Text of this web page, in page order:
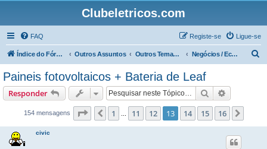
Clubeletricos.com
FAQ Ligue-se
Registe-se
Índice do Fórum Outros Assuntos Outros Temas não relacionados com o VeÍculos Elétricos Negócios / Economia e Política
Paineis fotovoltaicos + Bateria de Leaf
Responder Pesquisar
154 mensagens Página 13de16
Anterior
1 11 12 13 14 15 16
civic